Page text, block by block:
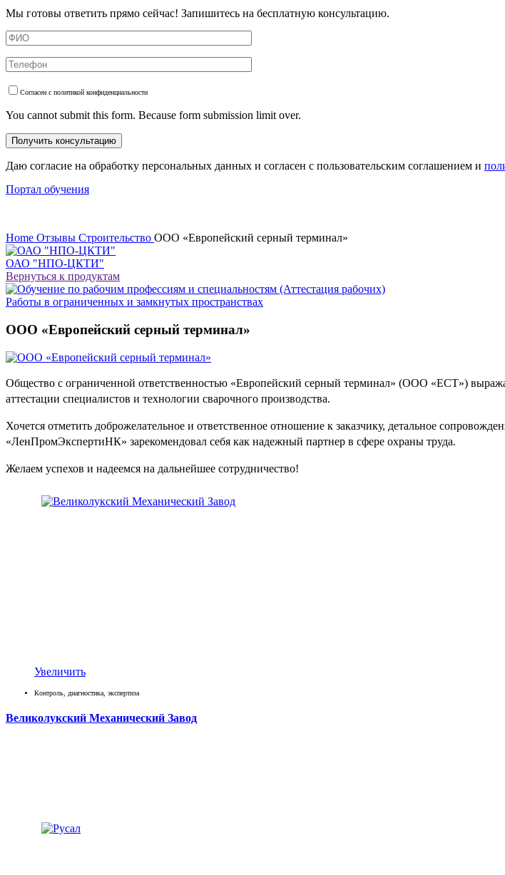
Мы готовы ответить прямо сейчас! Запишитесь на бесплатную консультацию.
Согласен с политикой конфиденциальности
You cannot submit this form. Because form submission limit over.
Даю согласие на обработку персональных данных и согласен с пользовательским соглашением и
Портал обучения
Home Отзывы Строительство ООО «Европейский серный терминал»
ОАО "НПО-ЦКТИ"
Вернуться к продуктам
Работы в ограниченных и замкнутых пространствах
ООО «Европейский серный терминал»
Общество с ограниченной ответственностью «Европейский серный терминал» (ООО «ЕСТ»)
аттестации специалистов и технологии сварочного производства.
Хочется отметить доброжелательное и ответственное отношение к заказчику, детальное
«ЛенПромЭкспертиНК» зарекомендовал себя как надежный партнер в сфере охраны труда.
Желаем успехов и надеемся на дальнейшее сотрудничество!
Увеличить
Контроль, диагностика, экспертиза
Великолукский Механический Завод